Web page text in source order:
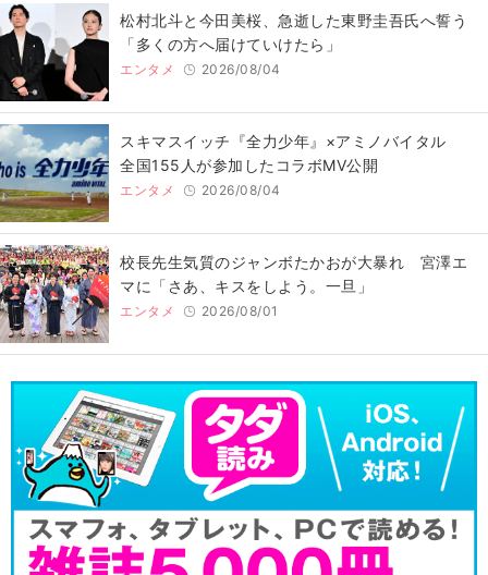
松村北斗と今田美桜、急逝した東野圭吾氏へ誓う
「多くの方へ届けていけたら」
エンタメ 2026/08/04
スキマスイッチ『全力少年』×アミノバイタル
全国155人が参加したコラボMV公開
エンタメ 2026/08/04
校長先生気質のジャンボたかおが大暴れ 宮澤エ
マに「さあ、キスをしよう。一旦」
エンタメ 2026/08/01